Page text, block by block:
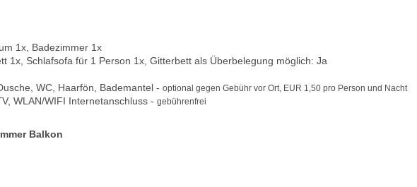
1x, Badezimmer 1x
1x, Schlafsofa für 1 Person 1x, Gitterbett als Überbelegung möglich: Ja
WC, Haarfön, Bademantel - optional gegen Gebühr vor Ort, EUR 1,50 pro Person und Nacht
WLAN/WIFI Internetanschluss - gebührenfrei
Balkon